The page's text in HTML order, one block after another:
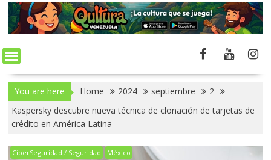
You are here Home 2024 septiembre
2
Kaspersky descubre nueva técnica de clonación de tarjetas de
crédito en América Latina
CiberSeguridad / Seguridad México